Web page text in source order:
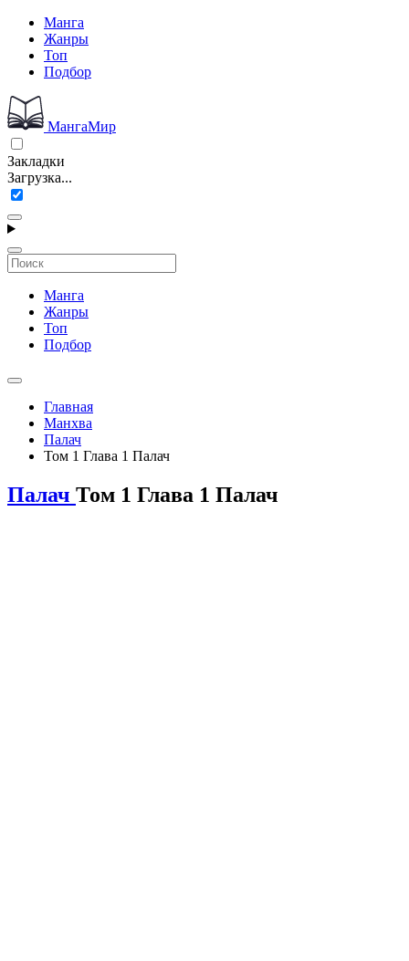
Манга
Жанры
Топ
Подбор
МангаМир
Закладки
Загрузка...
Манга
Жанры
Топ
Подбор
Главная
Манхва
Палач
Том 1 Глава 1 Палач
Палач Том 1 Глава 1 Палач